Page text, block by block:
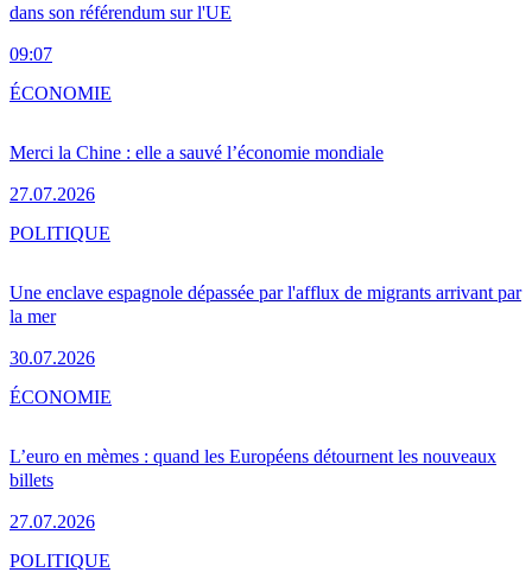
dans son référendum sur l'UE
09:07
Merci la Chine : elle a sauvé l’économie mondiale
27.07.2026
ÉCONOMIE
Une enclave espagnole dépassée par l'afflux de migrants arrivant par
la mer
30.07.2026
POLITIQUE
L’euro en mèmes : quand les Européens détournent les nouveaux
billets
27.07.2026
ÉCONOMIE
POLITIQUE